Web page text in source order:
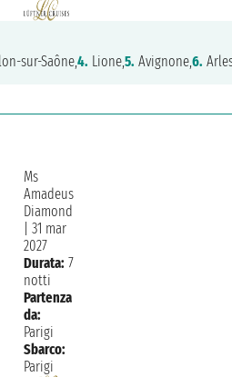
sur-Saône,4. Lione,5. Avignone,6.
Ms
Amadeus
Diamond
31 mar
2027
Durata: 7
notti
Partenza
da:
Parigi
Sbarco:
Parigi